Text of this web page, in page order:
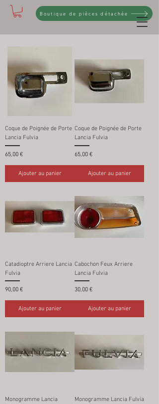
Boutique de pièces détachée
Coque de Poignée de Porte
Lancia Fulvia
Prix
65,00 €
Ajouter au panier
Coque de Poignée de Porte
Lancia Fulvia
Prix
65,00 €
Ajouter au panier
Catadioptre Arriere Lancia
Fulvia
Prix
90,00 €
Ajouter au panier
Cabochon Feux Arriere
Lancia Fulvia
Prix
30,00 €
Ajouter au panier
Monogramme Lancia
Monogramme Lancia Fulvia